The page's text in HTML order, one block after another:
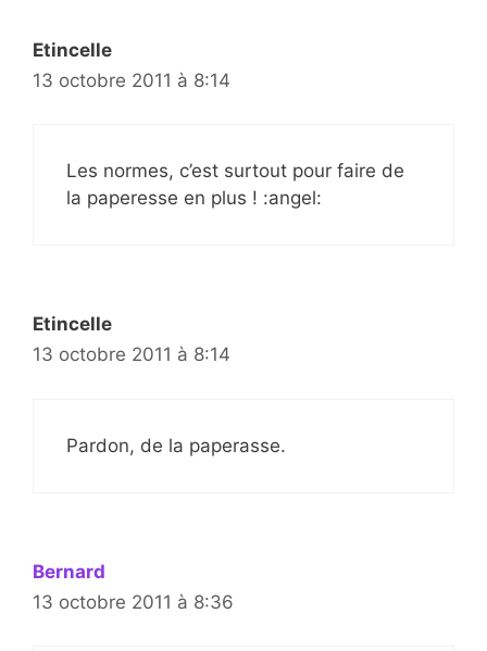
Etincelle
13 octobre 2011 à 8:14
Les normes, c’est surtout pour faire de
la paperesse en plus ! :angel:
Etincelle
13 octobre 2011 à 8:14
Pardon, de la paperasse.
Bernard
13 octobre 2011 à 8:36